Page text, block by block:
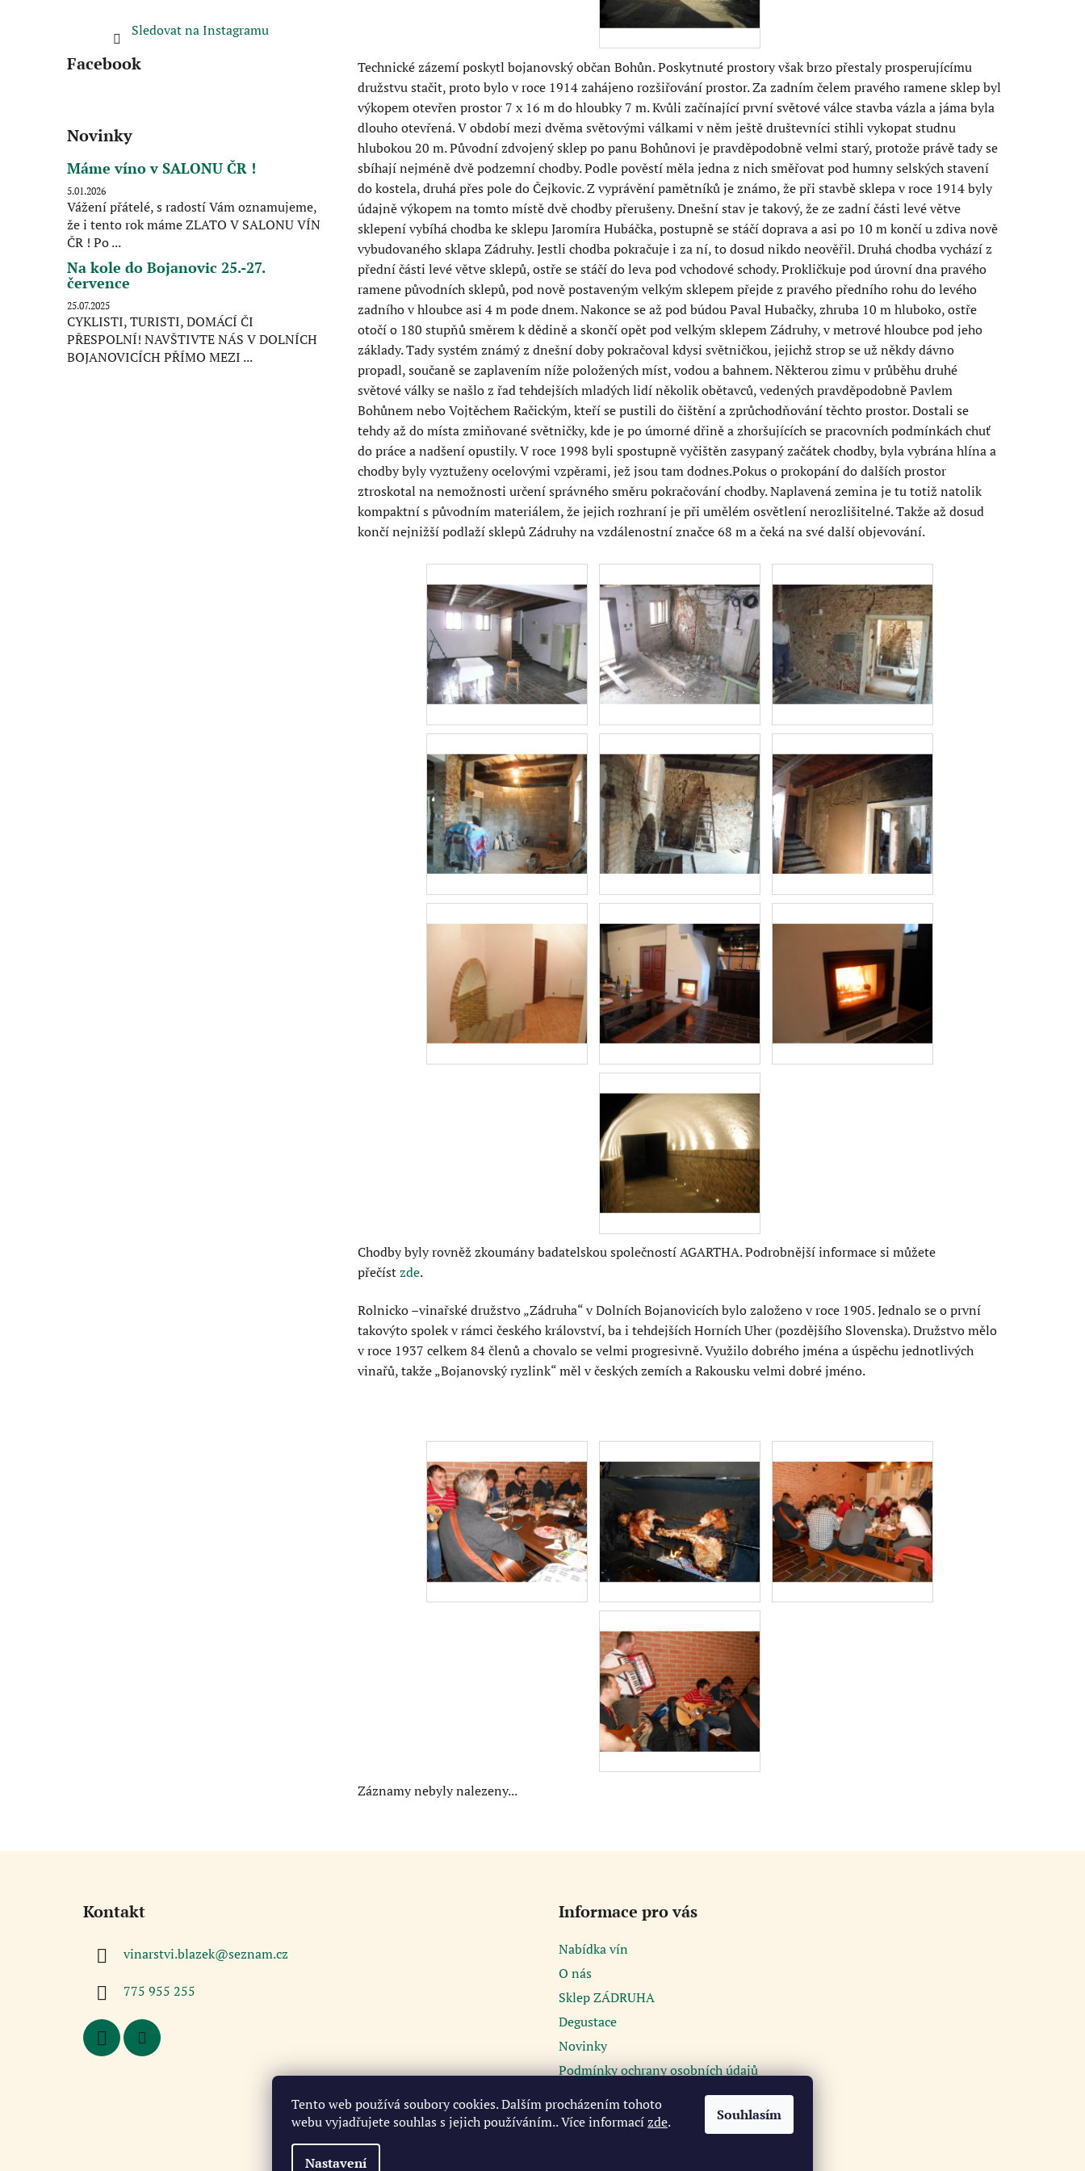
Tento web používá soubory cookies. Dalším procházením tohoto
webu vyjadřujete souhlas s jejich používáním.. Více informacízde.
Nastavení
Souhlasím
Sledovat na Instagramu
Facebook
Novinky
Máme víno v SALONU ČR !
5.01.2026
Vážení přátelé, s radostí Vám oznamujeme,
že i tento rok máme ZLATO V SALONU VÍN
ČR ! Po ...
Na kole do Bojanovic 25.-27.
července
25.07.2025
CYKLISTI, TURISTI, DOMÁCÍ ČI
PŘESPOLNÍ! NAVŠTIVTE NÁS V DOLNÍCH
BOJANOVICÍCH PŘÍMO MEZI ...
Technické zázemí poskytl bojanovský občan Bohůn. Poskytnuté prostory však brzo přestaly prosperujícímu
družstvu stačit, proto bylo v roce 1914 zahájeno rozšiřování prostor. Za zadním čelem pravého ramene sklep byl
výkopem otevřen prostor 7 x 16 m do hloubky 7 m. Kvůli začínající první světové válce stavba vázla a jáma byla
dlouho otevřená. V období mezi dvěma světovými válkami v něm ještě društevníci stihli vykopat studnu
hlubokou 20 m. Původní zdvojený sklep po panu Bohůnovi je pravděpodobně velmi starý, protože právě tady se
sbíhají nejméně dvě podzemní chodby. Podle pověstí měla jedna z nich směřovat pod humny selských stavení
do kostela, druhá přes pole do Čejkovic. Z vyprávění pamětníků je známo, že při stavbě sklepa v roce 1914 byly
údajně výkopem na tomto místě dvě chodby přerušeny. Dnešní stav je takový, že ze zadní části levé větve
sklepení vybíhá chodba ke sklepu Jaromíra Hubáčka, postupně se stáčí doprava a asi po 10 m končí u zdiva nově
vybudovaného sklapa Zádruhy. Jestli chodba pokračuje i za ní, to dosud nikdo neověřil. Druhá chodba vychází z
přední části levé větve sklepů, ostře se stáčí do leva pod vchodové schody. Prokličkuje pod úrovní dna pravého
ramene původních sklepů, pod nově postaveným velkým sklepem přejde z pravého předního rohu do levého
zadního v hloubce asi 4 m pode dnem. Nakonce se až pod búdou Paval Hubačky, zhruba 10 m hluboko, ostře
otočí o 180 stupňů směrem k dědině a skončí opět pod velkým sklepem Zádruhy, v metrové hloubce pod jeho
základy. Tady systém známý z dnešní doby pokračoval kdysi světničkou, jejichž strop se už někdy dávno
propadl, součaně se zaplavením níže položených míst, vodou a bahnem. Některou zimu v průběhu druhé
světové války se našlo z řad tehdejších mladých lidí několik obětavců, vedených pravděpodobně Pavlem
Bohůnem nebo Vojtěchem Račickým, kteří se pustili do čištění a zprůchodňování těchto prostor. Dostali se
tehdy až do místa zmiňované světničky, kde je po úmorné dřině a zhoršujících se pracovních podmínkách chuť
do práce a nadšení opustily. V roce 1998 byli spostupně vyčištěn zasypaný začátek chodby, byla vybrána hlína a
chodby byly vyztuženy ocelovými vzpěrami, jež jsou tam dodnes.Pokus o prokopání do dalších prostor
ztroskotal na nemožnosti určení správného směru pokračování chodby. Naplavená zemina je tu totiž natolik
kompaktní s původním materiálem, že jejich rozhraní je při umělém osvětlení nerozlišitelné. Takže až dosud
končí nejnižší podlaží sklepů Zádruhy na vzdálenostní značce 68 m a čeká na své další objevování.
Chodby byly rovněž zkoumány badatelskou společností AGARTHA. Podrobnější informace si můžete
přečístzde.
Rolnicko –vinařské družstvo „Zádruha“ v Dolních Bojanovicích bylo založeno v roce 1905. Jednalo se o první
takovýto spolek v rámci českého království, ba i tehdejších Horních Uher (pozdějšího Slovenska). Družstvo mělo
v roce 1937 celkem 84 členů a chovalo se velmi progresivně. Využilo dobrého jména a úspěchu jednotlivých
vinařů, takže „Bojanovský ryzlink“ měl v českých zemích a Rakousku velmi dobré jméno.
Záznamy nebyly nalezeny...
Kontakt
vinarstvi.blazek@seznam.cz
775 955 255
Informace pro vás
Nabídka vín
O nás
Sklep ZÁDRUHA
Degustace
Novinky
Podmínky ochrany osobních údajů
Kontakt